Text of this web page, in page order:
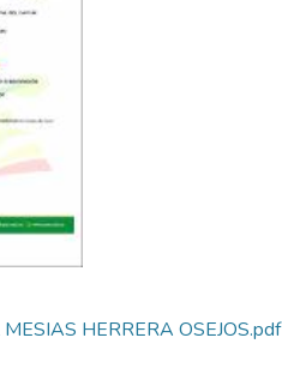
HERRERA OSEJOS.pdf